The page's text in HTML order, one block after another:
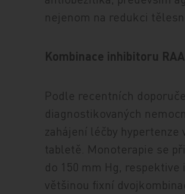
nejenom na redukci
Kombinace inhibitoru
Podle recentních
diagnostikovaných
zahájení léčby
tabletě. Monoterapie se
do 150 mm Hg,
většinou fixní